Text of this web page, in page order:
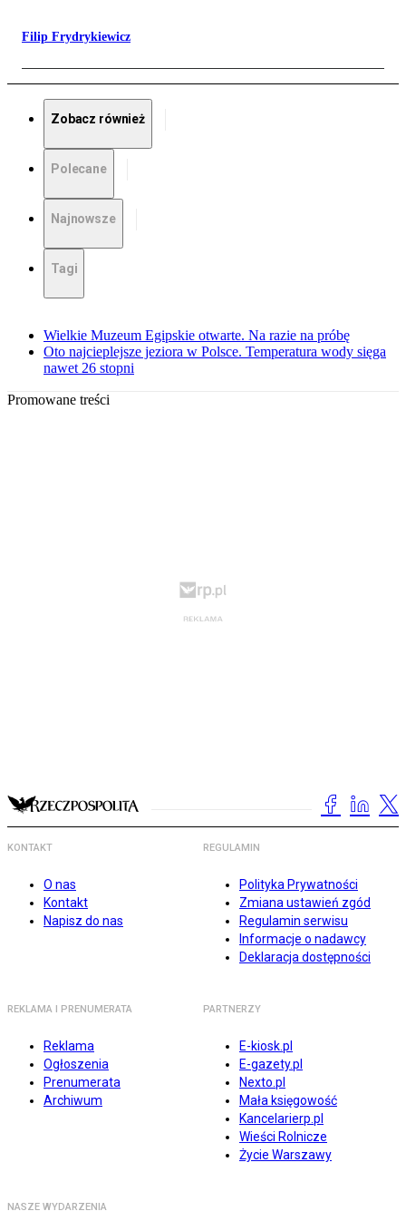
Filip Frydrykiewicz
Zobacz również
Polecane
Najnowsze
Tagi
Wielkie Muzeum Egipskie otwarte. Na razie na próbę
Oto najcieplejsze jeziora w Polsce. Temperatura wody sięga
nawet 26 stopni
Promowane treści
KONTAKT
O nas
Kontakt
Napisz do nas
REGULAMIN
Polityka Prywatności
Zmiana ustawień zgód
Regulamin serwisu
Informacje o nadawcy
Deklaracja dostępności
REKLAMA I PRENUMERATA
Reklama
Ogłoszenia
Prenumerata
Archiwum
PARTNERZY
E-kiosk.pl
E-gazety.pl
Nexto.pl
Mała księgowość
Kancelarierp.pl
Wieści Rolnicze
Życie Warszawy
NASZE WYDARZENIA